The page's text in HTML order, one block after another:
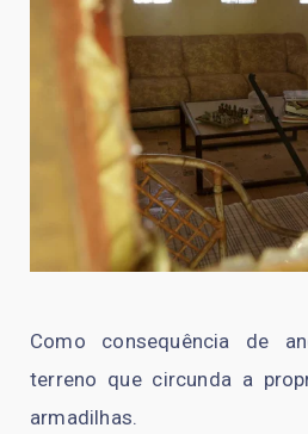
Como consequência de
terreno que circunda a
armadilhas.